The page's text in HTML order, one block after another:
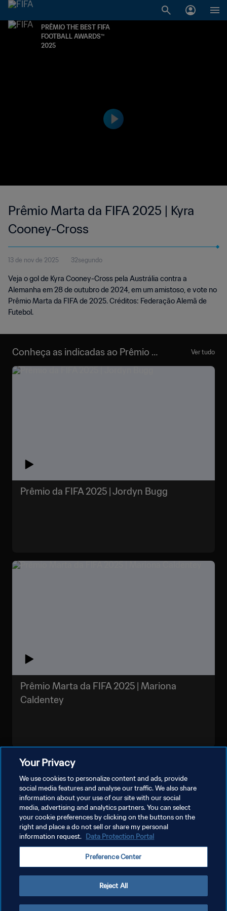
PRÊMIO THE BEST FIFA
FOOTBALL AWARDS™
2025
Prêmio Marta da FIFA 2025 | Kyra
Cooney-Cross
13 de nov de 2025 32segundo
Veja o gol de Kyra Cooney-Cross pela Austrália contra a
Alemanha em 28 de outubro de 2024, em um amistoso, e vote no
Prêmio Marta da FIFA de 2025. Créditos: Federação Alemã de
Futebol.
Conheça as indicadas ao Prêmio M
arta
Ver tudo
Prêmio da FIFA 2025 | Jordyn Bugg
Prêmio Marta da FIFA 2025 | Mariona
Caldentey
POLÍTICA DE PRIVACIDADE
ADMINISTRAR AS PREFERÊNCIAS DE COOKIES
Copyright © 1994-2026 FIFA. Todos os direitos reservados.
Your Privacy
We use cookies to personalize content and ads, provide
social media features and analyse our traffic. We also share
information about your use of our site with our social
media, advertising and analytics partners. You can select
your cookie preferences by clicking on the buttons on the
right and place a do not sell or share my personal
information request. Data Protection Portal
Preference Center
Reject All